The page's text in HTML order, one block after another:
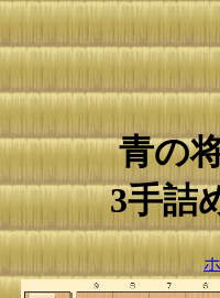
青の
3手詰